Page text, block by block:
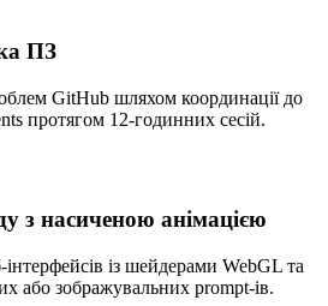
ПЗ
GitHub шляхом координації до
протягом 12-годинних сесій.
з насиченою анімацією
із шейдерами WebGL та
або зображувальних prompt-ів.